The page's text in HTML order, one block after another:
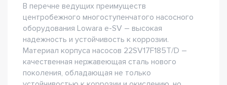
В перечне ведущих преимуществ
центробежного многоступенчатого насосного
оборудования Lowara e-SV – высокая
надежность и устойчивость к коррозии.
Материал корпуса насосов 22SV17F185T/D –
качественная нержавеющая сталь нового
поколения, обладающая не только